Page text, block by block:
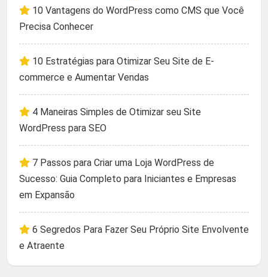
10 Vantagens do WordPress como CMS que Você
Precisa Conhecer
10 Estratégias para Otimizar Seu Site de E-
commerce e Aumentar Vendas
4 Maneiras Simples de Otimizar seu Site
WordPress para SEO
7 Passos para Criar uma Loja WordPress de
Sucesso: Guia Completo para Iniciantes e Empresas
em Expansão
6 Segredos Para Fazer Seu Próprio Site Envolvente
e Atraente